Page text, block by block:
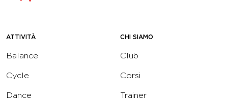
ATTIVITÀ
Balance
Cycle
Dance
CHI SIAMO
Club
Corsi
Trainer